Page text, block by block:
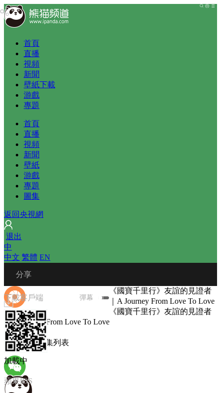
首頁
直播
視頻
新聞
壁紙下載
游戲
專題
首頁
直播
視頻
新聞
壁紙
游戲
專題
圖集
返回央視網
退出
中
中文 繁體 EN
分享
微信朋友圈
下載客戶端
蘋果IOS
彈幕
《國寶千里行》友誼的見證者
｜A Journey From Love To Love
《國寶千里行》友誼的見證者
｜A Journey From Love To Love
播放列表
圖文選集 選集列表
加載中